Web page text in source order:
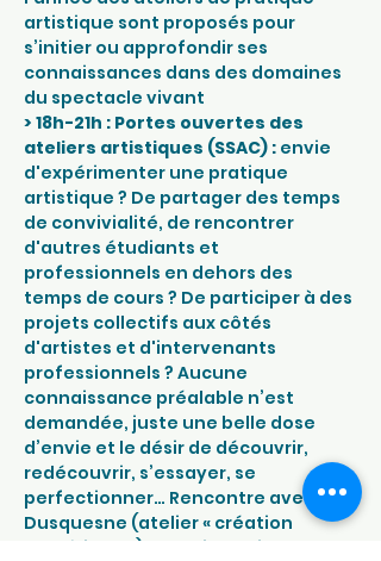
artistique sont proposés pour
s’initier ou approfondir ses
connaissances dans des domaines
du spectacle vivant
> 18h-21h : Portes ouvertes des
ateliers artistiques (SSAC) : envie
d'expérimenter une pratique
artistique ? De partager des temps
de convivialité, de rencontrer
d'autres étudiants et
professionnels en dehors des
temps de cours ? De participer à des
projets collectifs aux côtés
d'artistes et d'intervenants
professionnels ? Aucune
connaissance préalable n’est
demandée, juste une belle dose
d’envie et le désir de découvrir,
redécouvrir, s’essayer, se
perfectionner… Rencontre avec Léo
Dusquesne (atelier « création
numérique ») et Cyrielle Diaz Meza